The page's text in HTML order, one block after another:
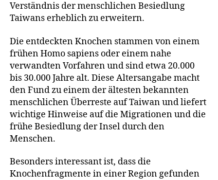
Verständnis der menschlichen Besiedlung
Taiwans erheblich zu erweitern.
Die entdeckten Knochen stammen von einem
frühen Homo sapiens oder einem nahe
verwandten Vorfahren und sind etwa 20.000
bis 30.000 Jahre alt. Diese Altersangabe macht
den Fund zu einem der ältesten bekannten
menschlichen Überreste auf Taiwan und liefert
wichtige Hinweise auf die Migrationen und die
frühe Besiedlung der Insel durch den
Menschen.
Besonders interessant ist, dass die
Knochenfragmente in einer Region gefunden